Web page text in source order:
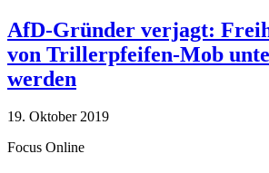
AfD-Gründer verjagt:
von Trillerpfeifen-Mob
werden
19. Oktober 2019
Focus Online